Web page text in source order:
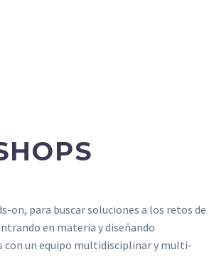
on, para buscar soluciones a los retos de
en materia y diseñando
con un equipo multidisciplinar y multi-